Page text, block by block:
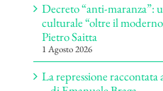
Decreto “anti-maranza”:
culturale “oltre il
Pietro Saitta
1 Agosto 2026
La repressione raccontata